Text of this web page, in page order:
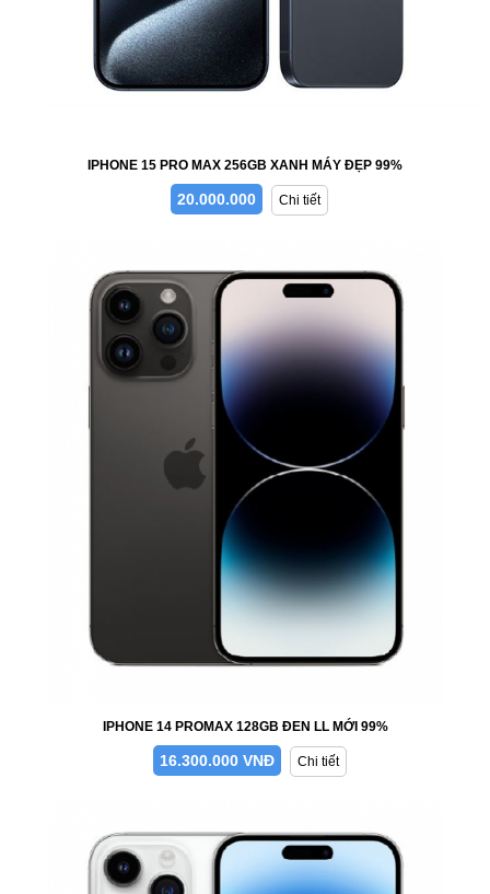
IPHONE 15 PRO MAX 256GB XANH MÁY ĐẸP 99%
20.000.000 Chi tiết
IPHONE 14 PROMAX 128GB ĐEN LL MỚI 99%
16.300.000 VNĐ Chi tiết